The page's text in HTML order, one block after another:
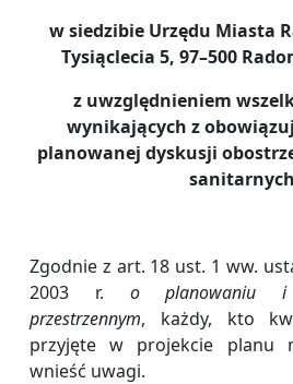
w siedzibie Urzędu Miasta
Tysiąclecia 5, 97–500
z uwzględnieniem
wynikających z
planowanej dyskusji
Zgodnie z art. 18 ust. 1 ww.
2003 r. o planowaniu i
przestrzennym, każdy, kto
przyjęte w projekcie planu
wnieść uwagi.